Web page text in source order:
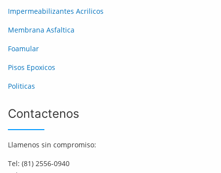
Impermeabilizantes Acrilicos
Membrana Asfaltica
Foamular
Pisos Epoxicos
Politicas
Contactenos
Llamenos sin compromiso:
Tel: (81) 2556-0940